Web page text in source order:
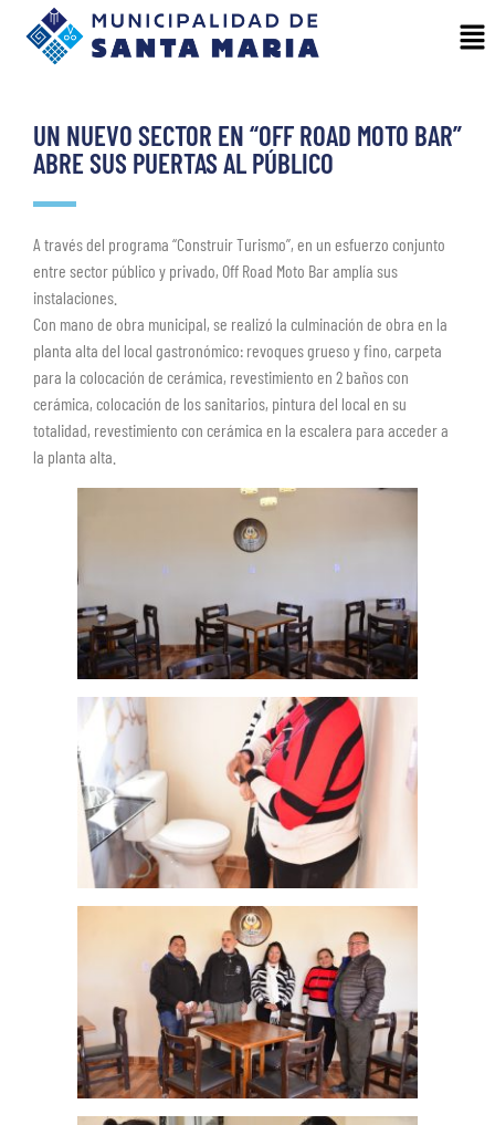
UN NUEVO SECTOR EN “OFF ROAD MOTO BAR”
ABRE SUS PUERTAS AL PÚBLICO
A través del programa “Construir Turismo”, en un esfuerzo conjunto
entre sector público y privado, Off Road Moto Bar amplía sus
instalaciones.
Con mano de obra municipal, se realizó la culminación de obra en la
planta alta del local gastronómico: revoques grueso y fino, carpeta
para la colocación de cerámica, revestimiento en 2 baños con
cerámica, colocación de los sanitarios, pintura del local en su
totalidad, revestimiento con cerámica en la escalera para acceder a
la planta alta.